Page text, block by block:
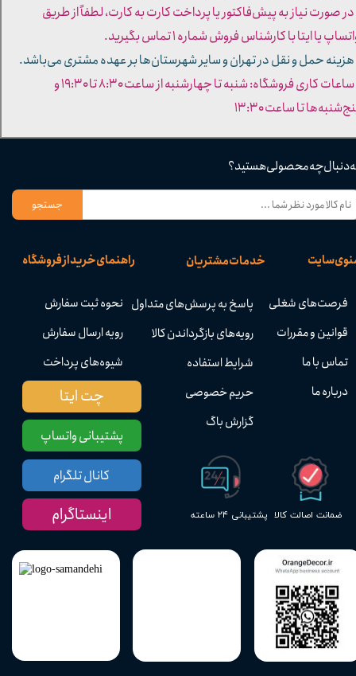
پشتیبانی ۲۴ ساعته ضمانت اصالت کالا
راهنمای خرید از فروشگاه
نحوه ثبت سفارش
رویه ارسال سفارش
شیوه‌های پرداخت
خدمات مشتریان
پاسخ به پرسش‌های متداول
رویه‌های بازگرداندن کالا
شرایط استفاده
حریم خصوصی
گزارش باگ
سایت
فرصت‌های شغلی
قوانین و مقررات
تماس با ما
درباره ما
دنبال چه محصولی هستید؟
جستجو
پشتیبانی واتساپ
چت ایتا
کانال تلگرام
اینستاگرام
صورت نیاز به پیش‌فاکتور یا پرداخت کارت به کارت، لطفاً از طریق
یا ایتا با کارشناس فروش شماره ۱ تماس بگیرید.
حمل و نقل در تهران و سایر شهرستان‌ها بر عهده مشتری می‌باشد.
- ساعات کاری فروشگاه: شنبه تا چهارشنبه از ساعت ۸:۳۰ تا ۱۹:۳۰ و
تا ساعت ۱۳:۳۰​​​​​​​